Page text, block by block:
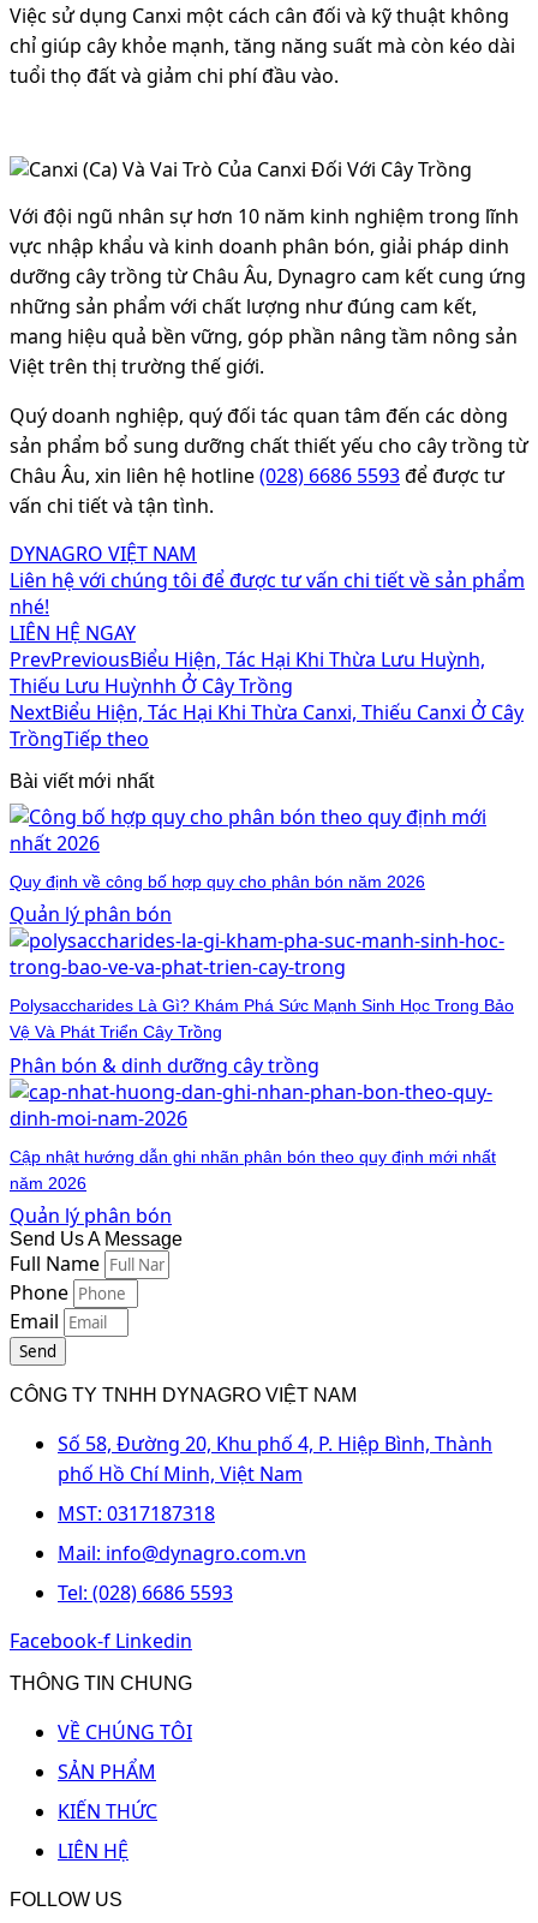
Việc sử dụng Canxi một cách cân đối và kỹ thuật không
chỉ giúp cây khỏe mạnh, tăng năng suất mà còn kéo dài
tuổi thọ đất và giảm chi phí đầu vào.
Với đội ngũ nhân sự hơn 10 năm kinh nghiệm trong lĩnh
vực nhập khẩu và kinh doanh phân bón, giải pháp dinh
dưỡng cây trồng từ Châu Âu, Dynagro cam kết cung ứng
những sản phẩm với chất lượng như đúng cam kết,
mang hiệu quả bền vững, góp phần nâng tầm nông sản
Việt trên thị trường thế giới.
Quý doanh nghiệp, quý đối tác quan tâm đến các dòng
sản phẩm bổ sung dưỡng chất thiết yếu cho cây trồng từ
Châu Âu, xin liên hệ hotline(028) 6686 5593để được tư
vấn chi tiết và tận tình.
DYNAGRO VIỆT NAM
Liên hệ với chúng tôi để được tư vấn chi tiết về sản phẩm
nhé!
LIÊN HỆ NGAY
PrevPreviousBiểu Hiện, Tác Hại Khi Thừa Lưu Huỳnh,
Thiếu Lưu Huỳnhh Ở Cây Trồng
NextBiểu Hiện, Tác Hại Khi Thừa Canxi, Thiếu Canxi Ở Cây
TrồngTiếp theo
Bài viết mới nhất
Quy định về công bố hợp quy cho phân bón năm 2026
Quản lý phân bón
Polysaccharides Là Gì? Khám Phá Sức Mạnh Sinh Học Trong Bảo
Vệ Và Phát Triển Cây Trồng
Phân bón & dinh dưỡng cây trồng
Cập nhật hướng dẫn ghi nhãn phân bón theo quy định mới nhất
năm 2026
Quản lý phân bón
Send Us A Message
Full Name
Phone
Email
Send
CÔNG TY TNHH DYNAGRO VIỆT NAM
Số 58, Đường 20, Khu phố 4, P. Hiệp Bình, Thành
phố Hồ Chí Minh, Việt Nam
MST: 0317187318
Mail: info@dynagro.com.vn
Tel: (028) 6686 5593
Facebook-f Linkedin
THÔNG TIN CHUNG
VỀ CHÚNG TÔI
SẢN PHẨM
KIẾN THỨC
LIÊN HỆ
FOLLOW US